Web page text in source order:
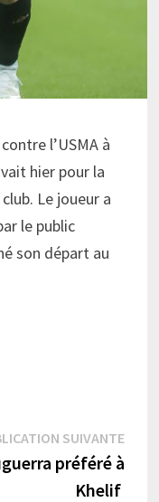
l’USMA à
hier pour la
Le joueur a
le public
son départ au
:
SUIVANTE
préféré à
Khelif